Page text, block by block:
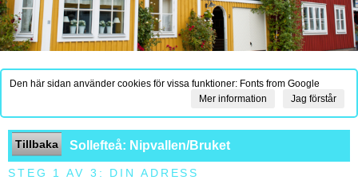
Den här sidan använder cookies för vissa funktioner: Fonts from Google
Jag förstår
Mer information
Tillbaka Sollefteå: Nipvallen/Bruket
STEG 1 AV 3: DIN ADRESS